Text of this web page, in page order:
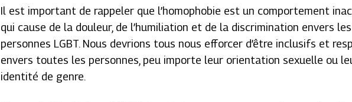
Il est important de rappeler que l’homophobie est un comportement
qui cause de la douleur, de l’humiliation et de la discrimination envers les
personnes LGBT. Nous devrions tous nous efforcer d’être inclusifs et
envers toutes les personnes, peu importe leur orientation sexuelle ou
identité de genre.